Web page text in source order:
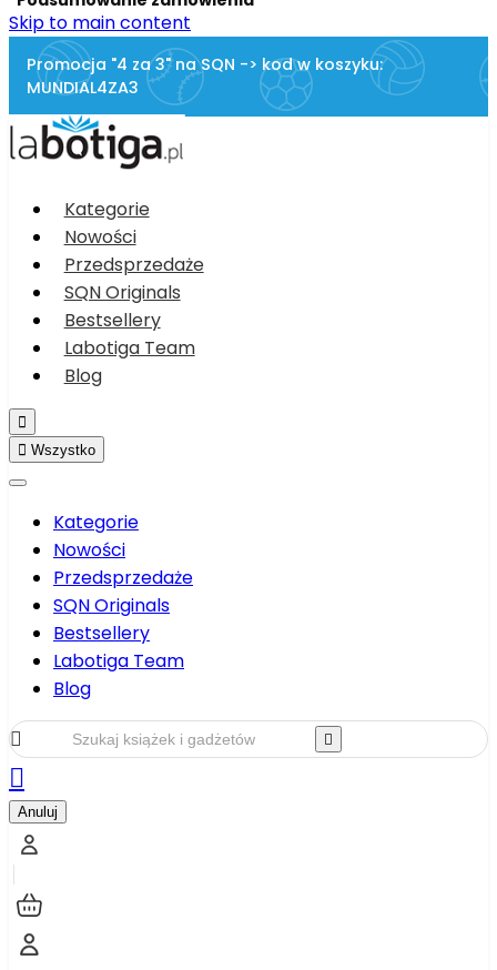
Skip to main content
Promocja "4 za 3" na SQN -> kod w koszyku:
MUNDIAL4ZA3
Kategorie
Nowości
Przedsprzedaże
SQN Originals
Bestsellery
Labotiga Team
Blog

 Wszystko
Kategorie
Nowości
Przedsprzedaże
SQN Originals
Bestsellery
Labotiga Team
Blog
 

Anuluj